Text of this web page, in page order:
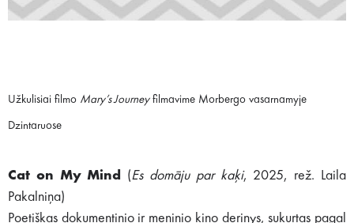
Užkulisiai filmo Mary’s Journeyfilmavime Morbergo vasarnamyje
Dzintaruose
Cat on My Mind (Es domāju par kaķi, 2025, rež. Laila
Pakalniņa)
Poetiškas dokumentinio ir meninio kino derinys, sukurtas pagal